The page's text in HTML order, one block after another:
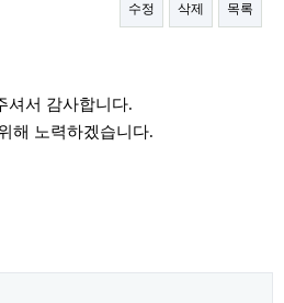
수정 삭제 목록
셔서 감사합니다.
해 노력하겠습니다.